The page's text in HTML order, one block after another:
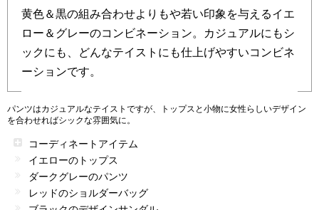
黄色＆黒の組み合わせよりもや若い印象を与えるイエ
ロー＆グレーのコンビネーション。カジュアルにもシ
ックにも、どんなテイストにも仕上げやすいコンビネ
ーションです。
パンツはカジュアルなテイストですが、トップスと小物に女性らしいデザイン
を合わせればシックな雰囲気に。
コーディネートアイテム
イエローのトップス
ダークグレーのパンツ
レッドのショルダーバッグ